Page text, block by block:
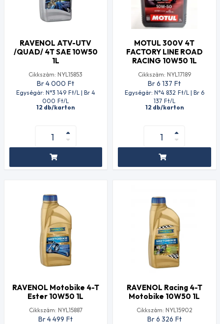
RAVENOL ATV-UTV
/QUAD/ 4T SAE 10W50
1L
Cikkszám: NYL15853
Br 4 000 Ft
Egységár: N°3 149 Ft/L | Br 4
000 Ft/L
12 db/karton
MOTUL 300V 4T
FACTORY LINE ROAD
RACING 10W50 1L
Cikkszám: NYL17189
Br 6 137 Ft
Egységár: N°4 832 Ft/L | Br 6
137 Ft/L
12 db/karton
RAVENOL Motobike 4-T
Ester 10W50 1L
Cikkszám: NYL15887
Br 4 499 Ft
RAVENOL Racing 4-T
Motobike 10W50 1L
Cikkszám: NYL15902
Br 6 326 Ft